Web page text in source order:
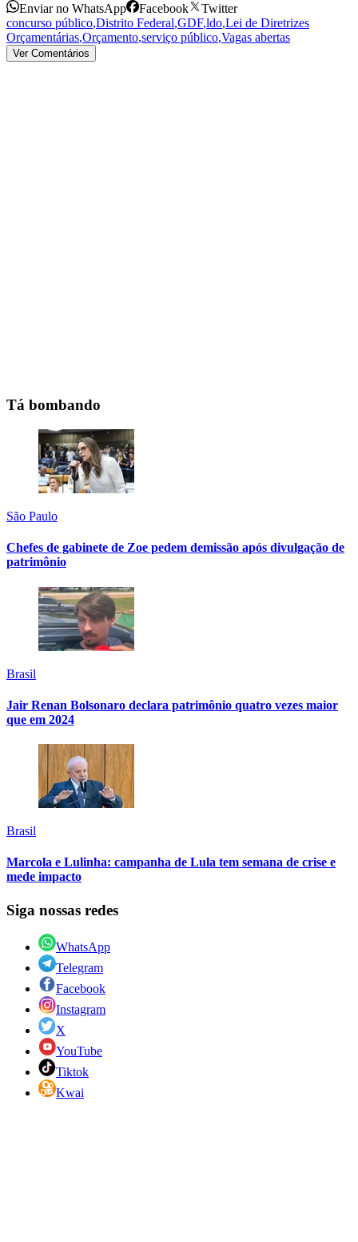
Enviar no WhatsApp Facebook
Twitter
concurso público,Distrito Federal,GDF,ldo,Lei de Diretrizes
Orçamentárias,Orçamento,serviço público,Vagas abertas
Ver Comentários
Tá bombando
São Paulo
Chefes de gabinete de Zoe pedem demissão após divulgação de
patrimônio
Brasil
Jair Renan Bolsonaro declara patrimônio quatro vezes maior
que em 2024
Brasil
Marcola e Lulinha: campanha de Lula tem semana de crise e
mede impacto
Siga nossas redes
WhatsApp
Telegram
Facebook
Instagram
X
YouTube
Tiktok
Kwai